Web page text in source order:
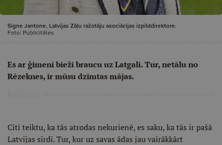
Signe Jantone, Latvijas Zāļu ražotāju asociācijas izpilddirektore.
Foto: Publicitātes
Es ar ģimeni bieži braucu uz Latgali. Tur, netālu no
Rēzeknes, ir mūsu dzimtas mājas.
Citi teiktu, ka tās atrodas nekurienē, es saku, ka tās ir pašā
Latvijas sirdī. Tur, kur uz savas ādas jau vairākkārt